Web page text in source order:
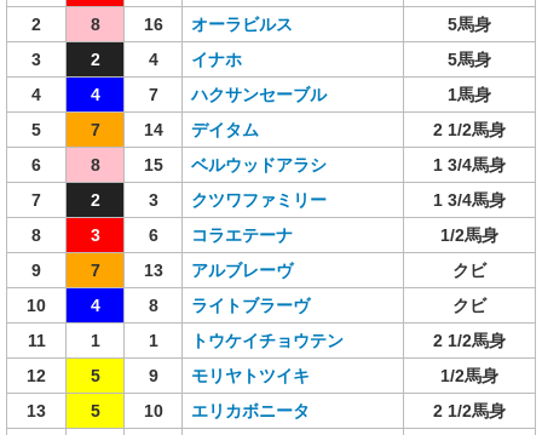
2
8 16 オーラビルス
5馬身
3
2 4 イナホ
5馬身
4
4 7 ハクサンセーブル
1馬身
5
7 14 デイタム
2 1/2馬身
6
8 15 ベルウッドアラシ
1 3/4馬身
7
2 3 クツワファミリー
1 3/4馬身
8
3 6 コラエテーナ
1/2馬身
9
7 13 アルブレーヴ
クビ
10
4 8 ライトブラーヴ
クビ
11
1 1 トウケイチョウテン
2 1/2馬身
12
5 9 モリヤトツイキ
1/2馬身
13
5 10 エリカボニータ
2 1/2馬身